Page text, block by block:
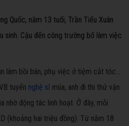
Quốc, năm 13 tuổi, Trần Tiểu Xuân
sinh. Cậu đến công trường bố làm việc
làm bồi bàn, phụ việc ở tiệm cắt tóc...
tuyển nghệ sĩ múa, anh đi thi thử vận
nhờ động tác linh hoạt. Ở đây, mỗi
(khoảng hai triệu đồng). Từ năm 18